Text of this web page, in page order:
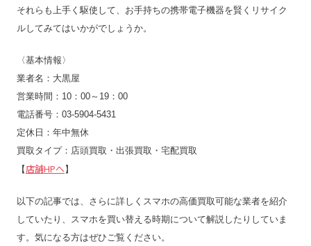
それらも上手く駆使して、お手持ちの携帯電子機器を賢くリサイク
ルしてみてはいかがでしょうか。
〈基本情報〉
業者名：大黒屋
営業時間：10：00～19：00
電話番号：03-5904-5431
定休日：年中無休
買取タイプ：店頭買取・出張買取・宅配買取
【 店舗HPへ】
以下の記事では、さらに詳しくスマホの高価買取可能な業者を紹介
していたり、スマホを買い替える時期について解説したりしていま
す。気になる方はぜひご覧ください。